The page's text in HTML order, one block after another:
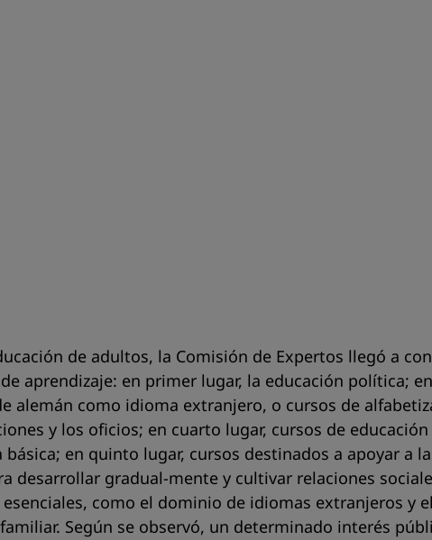
de adultos, la Comisión de Expertos llegó a
aprendizaje: en primer lugar, la educación política;
alemán como idioma extranjero, o cursos de
y los oficios; en cuarto lugar, cursos de
en quinto lugar, cursos destinados a apoyar a
desarrollar gradual-mente y cultivar relaciones
como el dominio de idiomas extranjeros y
Según se observó, un determinado interés